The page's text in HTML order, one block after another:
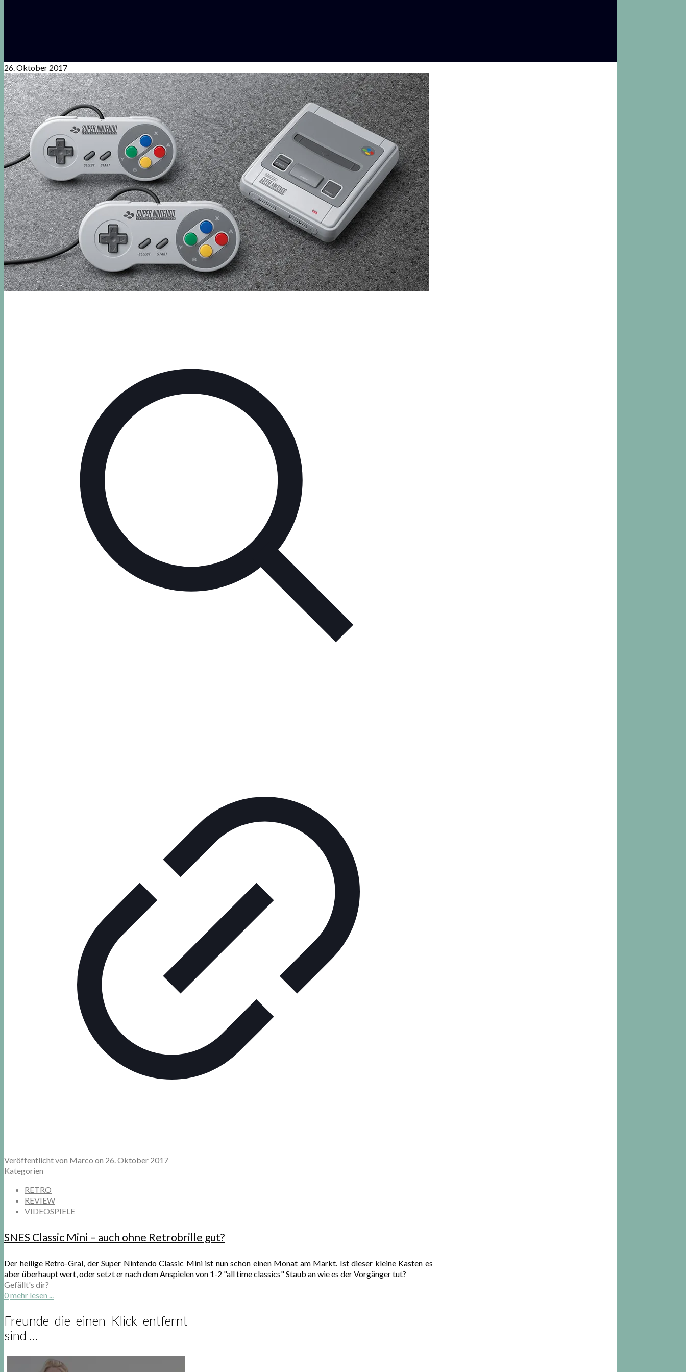
26. Oktober 2017
Veröffentlicht von Marco on 26. Oktober 2017
Kategorien
RETRO
REVIEW
VIDEOSPIELE
SNES Classic Mini – auch ohne Retrobrille gut?
Der heilige Retro-Gral, der Super Nintendo Classic Mini ist nun schon einen Monat am Markt. Ist dieser kleine Kasten es
aber überhaupt wert, oder setzt er nach dem Anspielen von 1-2 "all time classics" Staub an wie es der Vorgänger tut?
Gefällt's dir?
0mehr lesen ...
Freunde die einen Klick entfernt
sind …